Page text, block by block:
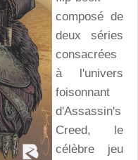
composé de
deux séries
consacrées
à l'univers
foisonnant
d'Assassin's
Creed, le
célèbre jeu